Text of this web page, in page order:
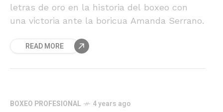
letras de oro en la historia del boxeo con
una victoria ante la boricua Amanda Serrano.
READ MORE
BOXEO PROFESIONAL 4 years ago